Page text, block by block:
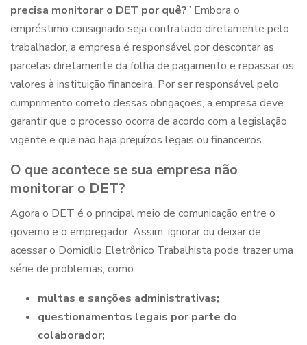
precisa monitorar o DET por quê?” Embora o
empréstimo consignado seja contratado diretamente pelo
trabalhador, a empresa é responsável por descontar as
parcelas diretamente da folha de pagamento e repassar os
valores à instituição financeira. Por ser responsável pelo
cumprimento correto dessas obrigações, a empresa deve
garantir que o processo ocorra de acordo com a legislação
vigente e que não haja prejuízos legais ou financeiros.
O que acontece se sua empresa não
monitorar o DET?
Agora o DET é o principal meio de comunicação entre o
governo e o empregador. Assim, ignorar ou deixar de
acessar o Domicílio Eletrônico Trabalhista pode trazer uma
série de problemas, como:
multas e sanções administrativas;
questionamentos legais por parte do
colaborador;